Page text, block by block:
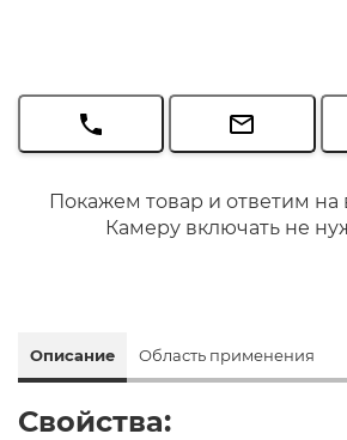
Покажем товар и ответим на
Камеру включать не
Описание Область применения
Свойства: